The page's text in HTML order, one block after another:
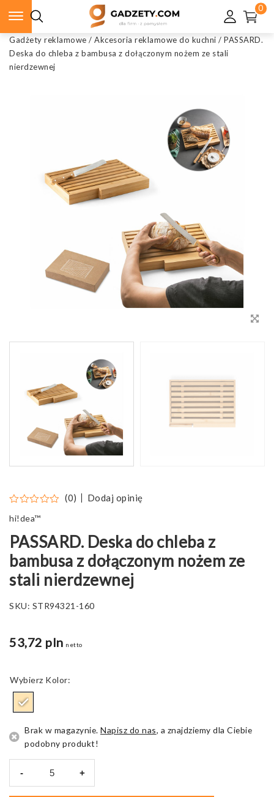
0
Gadżety reklamowe / Akcesoria reklamowe do kuchni / PASSARD.
Deska do chleba z bambusa z dołączonym nożem ze stali
nierdzewnej
(0) Dodaj opinię
hi!dea™
PASSARD. Deska do chleba z
bambusa z dołączonym nożem ze
stali nierdzewnej
SKU: STR94321-160
53,72 pln netto
Kolor
Brak w magazynie. Napisz do nas, a znajdziemy dla Ciebie
podobny produkt!
- +